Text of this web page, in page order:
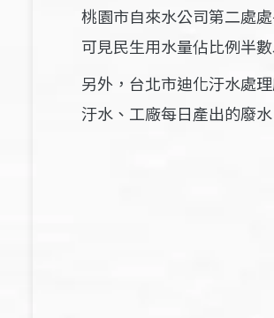
桃園市自來水公司第二處
可見民生用水量佔比例半數
另外，台北市迪化汙水處
汙水、工廠每日產出的廢